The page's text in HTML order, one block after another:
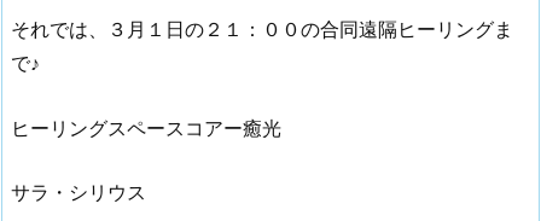
それでは、３月１日の２１：００の合同遠隔ヒーリングま
で♪
ヒーリングスペースコアー癒光
サラ・シリウス